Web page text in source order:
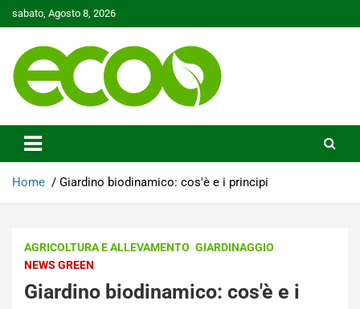
to
sabato, Agosto 8, 2026
Ecoo.it
Home Giardino biodinamico: cos'è e i principi
AGRICOLTURA E ALLEVAMENTO GIARDINAGGIO
NEWS GREEN
Giardino biodinamico: cos'è e i